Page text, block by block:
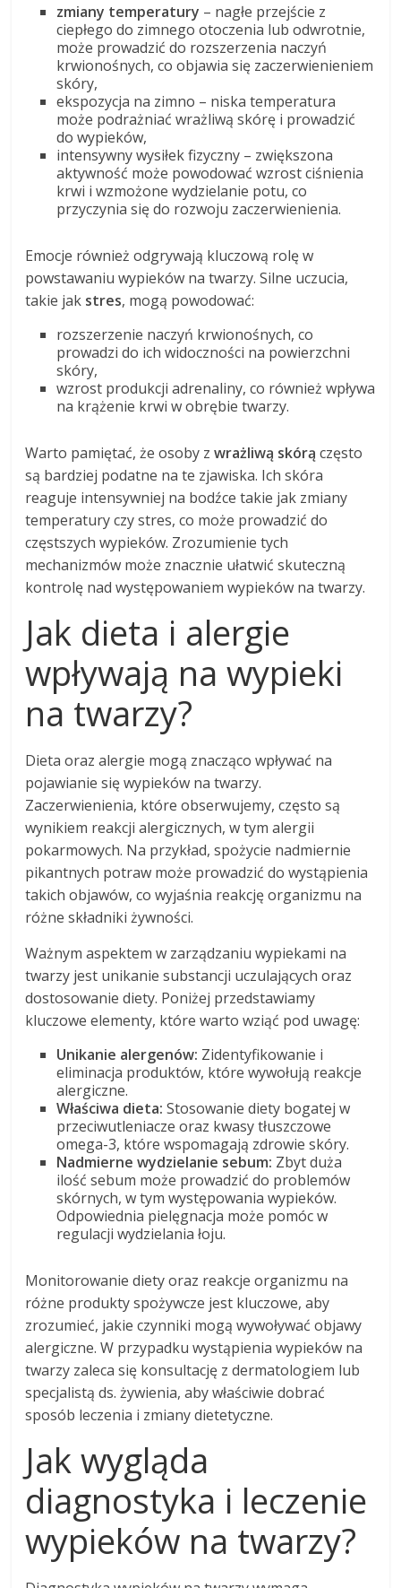
zmiany temperatury – nagłe przejście z
ciepłego do zimnego otoczenia lub odwrotnie,
może prowadzić do rozszerzenia naczyń
krwionośnych, co objawia się zaczerwienieniem
skóry,
ekspozycja na zimno – niska temperatura
może podrażniać wrażliwą skórę i prowadzić
do wypieków,
intensywny wysiłek fizyczny – zwiększona
aktywność może powodować wzrost ciśnienia
krwi i wzmożone wydzielanie potu, co
przyczynia się do rozwoju zaczerwienienia.
Emocje również odgrywają kluczową rolę w
powstawaniu wypieków na twarzy. Silne uczucia,
takie jak stres, mogą powodować:
rozszerzenie naczyń krwionośnych, co
prowadzi do ich widoczności na powierzchni
skóry,
wzrost produkcji adrenaliny, co również wpływa
na krążenie krwi w obrębie twarzy.
Warto pamiętać, że osoby zwrażliwą skórą często
są bardziej podatne na te zjawiska. Ich skóra
reaguje intensywniej na bodźce takie jak zmiany
temperatury czy stres, co może prowadzić do
częstszych wypieków. Zrozumienie tych
mechanizmów może znacznie ułatwić skuteczną
kontrolę nad występowaniem wypieków na twarzy.
Jak dieta i alergie
wpływają na wypieki
na twarzy?
Dieta oraz alergie mogą znacząco wpływać na
pojawianie się wypieków na twarzy.
Zaczerwienienia, które obserwujemy, często są
wynikiem reakcji alergicznych, w tym alergii
pokarmowych. Na przykład, spożycie nadmiernie
pikantnych potraw może prowadzić do wystąpienia
takich objawów, co wyjaśnia reakcję organizmu na
różne składniki żywności.
Ważnym aspektem w zarządzaniu wypiekami na
twarzy jest unikanie substancji uczulających oraz
dostosowanie diety. Poniżej przedstawiamy
kluczowe elementy, które warto wziąć pod uwagę:
Unikanie alergenów: Zidentyfikowanie i
eliminacja produktów, które wywołują reakcje
alergiczne.
Właściwa dieta: Stosowanie diety bogatej w
przeciwutleniacze oraz kwasy tłuszczowe
omega-3, które wspomagają zdrowie skóry.
Nadmierne wydzielanie sebum: Zbyt duża
ilość sebum może prowadzić do problemów
skórnych, w tym występowania wypieków.
Odpowiednia pielęgnacja może pomóc w
regulacji wydzielania łoju.
Monitorowanie diety oraz reakcje organizmu na
różne produkty spożywcze jest kluczowe, aby
zrozumieć, jakie czynniki mogą wywoływać objawy
alergiczne. W przypadku wystąpienia wypieków na
twarzy zaleca się konsultację z dermatologiem lub
specjalistą ds. żywienia, aby właściwie dobrać
sposób leczenia i zmiany dietetyczne.
Jak wygląda
diagnostyka i leczenie
wypieków na twarzy?